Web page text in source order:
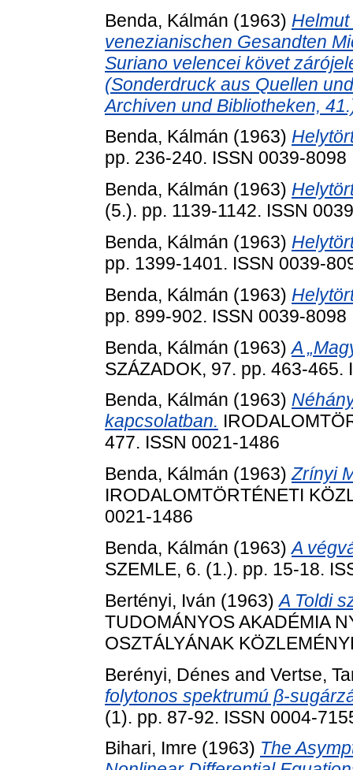
Benda, Kálmán (1963)
venezianischen Gesandten
Suriano velencei követ
(Sonderdruck aus Quellen
Archiven und Bibliotheken,
Benda, Kálmán (1963)
pp. 236-240. ISSN 0039-8098
Benda, Kálmán (1963)
(5.). pp. 1139-1142. ISSN
Benda, Kálmán (1963)
pp. 1399-1401. ISSN 0039-
Benda, Kálmán (1963)
pp. 899-902. ISSN 0039-8098
Benda, Kálmán (1963)A
SZÁZADOK, 97. pp. 463-465.
Benda, Kálmán (1963)
kapcsolatban.
477. ISSN 0021-1486
Benda, Kálmán (1963)Zrínyi
IRODALOMTÖRTÉNETI
0021-1486
Benda, Kálmán (1963)A
SZEMLE, 6. (1.). pp. 15-18.
Bertényi, Iván (1963)A Toldi
TUDOMÁNYOS AKADÉMIA
OSZTÁLYÁNAK
Berényi, Dénes and Vertse,
folytonos spektrumú β-
(1). pp. 87-92. ISSN 0004-
Bihari, Imre (1963) The